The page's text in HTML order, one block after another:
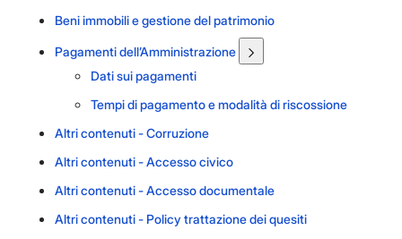
Beni immobili e gestione del patrimonio
Pagamenti dell’Amministrazione
Dati sui pagamenti
Tempi di pagamento e modalità di riscossione
Altri contenuti - Corruzione
Altri contenuti - Accesso civico
Altri contenuti - Accesso documentale
Altri contenuti - Policy trattazione dei quesiti